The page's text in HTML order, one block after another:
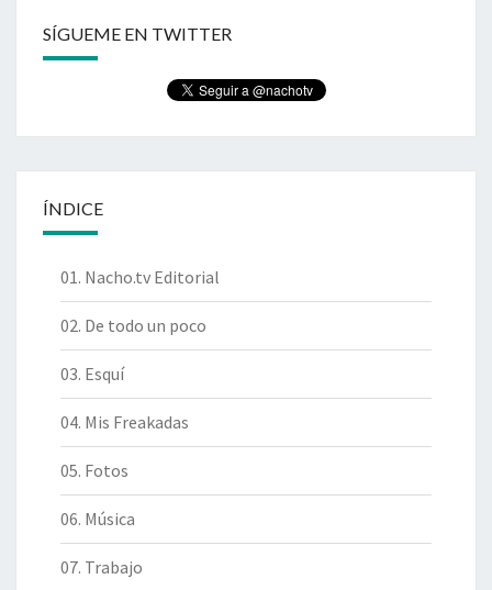
SÍGUEME EN TWITTER
ÍNDICE
01. Nacho.tv Editorial
02. De todo un poco
03. Esquí
04. Mis Freakadas
05. Fotos
06. Música
07. Trabajo